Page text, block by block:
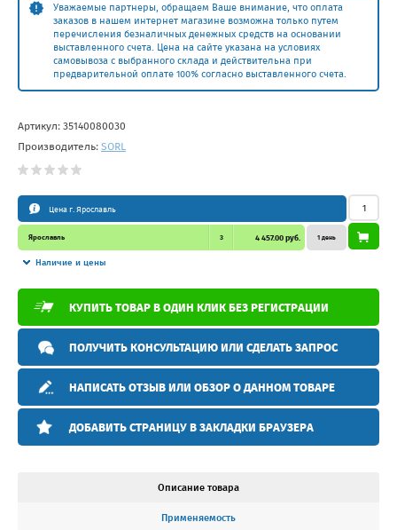
Уважаемые партнеры, обращаем Ваше внимание, что оплата
заказов в нашем интернет магазине возможна только путем
перечисления безналичных денежных средств на основании
выставленного счета. Цена на сайте указана на условиях
самовывоза с выбранного склада и действительна при
предварительной оплате 100% согласно выставленного счета.
Артикул: 35140080030
Производитель: SORL
Цена г. Ярославль
Ярославль 3 4 457.00 руб.
Наличие и цены
1 день
КУПИТЬ ТОВАР В ОДИН КЛИК БЕЗ РЕГИСТРАЦИИ
ПОЛУЧИТЬ КОНСУЛЬТАЦИЮ ИЛИ СДЕЛАТЬ ЗАПРОС
НАПИСАТЬ ОТЗЫВ ИЛИ ОБЗОР О ДАННОМ ТОВАРЕ
ДОБАВИТЬ СТРАНИЦУ В ЗАКЛАДКИ БРАУЗЕРА
Описание товара
Применяемость